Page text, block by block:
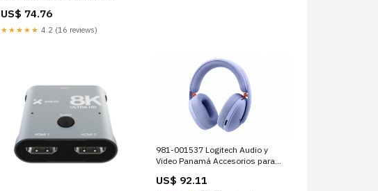
US$ 74.76
★★★★★ 4.2 (16 reviews)
981-001537 Logitech Audio y
Video Panamá Accesorios para
US$ 92.11